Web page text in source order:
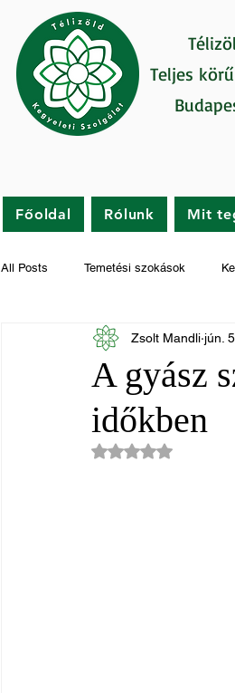
Teljes
Főoldal Rólunk Mit
All Posts Temetési szokások
Gyászfeldolgozás Hírek
A gyász
időkben
Zsolt Mandli jún. 5.
NaN csillagot